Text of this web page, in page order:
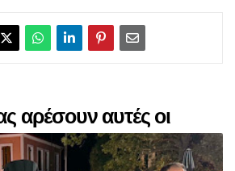
αρέσουν αυτές οι